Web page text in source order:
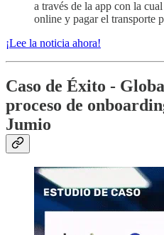
a través de la app con la
online y pagar el transporte
¡Lee la noticia ahora!
Caso de Éxito -
proceso de
Jumio